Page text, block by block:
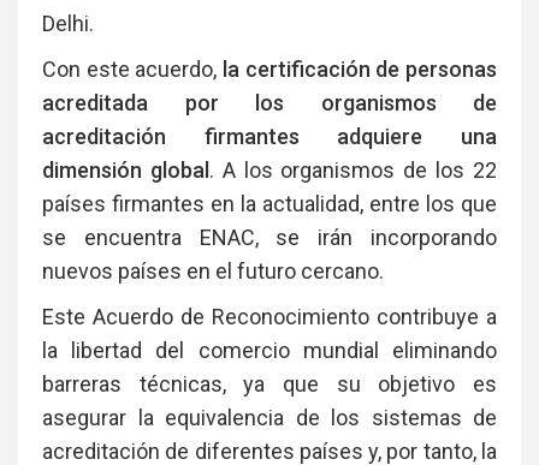
Delhi.
Con este acuerdo, la certificación de personas
acreditada por los organismos de
acreditación firmantes adquiere una
dimensión global. A los organismos de los 22
países firmantes en la actualidad, entre los que
se encuentra ENAC, se irán incorporando
nuevos países en el futuro cercano.
Este Acuerdo de Reconocimiento contribuye a
la libertad del comercio mundial eliminando
barreras técnicas, ya que su objetivo es
asegurar la equivalencia de los sistemas de
acreditación de diferentes países y, por tanto, la